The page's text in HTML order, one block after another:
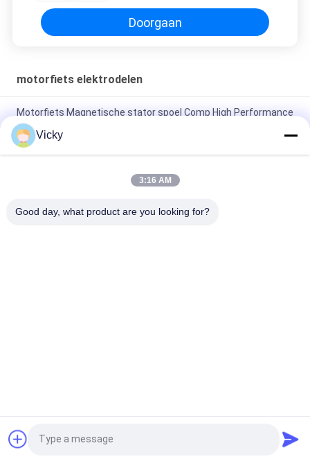
Doorgaan
motorfiets elektrodelen
Motorfiets Magnetische stator spoel Comp High Performance
Motorfiets elektrische onderdelen KRF
Elektrische motorfiets relais connector Kriss 100 voor B2B
kopers Goede prestaties Mannelijke 6.3mm
connector pin type 12V
De Delen Van
MotorfietstoebehorenVraag een offerte aan
Vicky
3:16 AM
Good day, what product are you looking for?